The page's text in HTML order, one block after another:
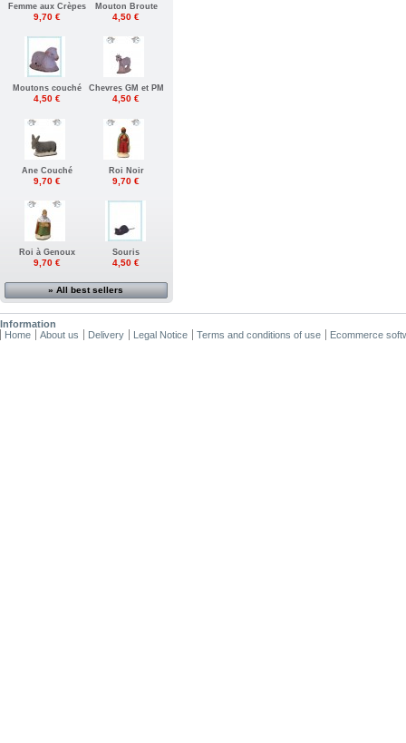
Femme aux Crèpes
9,70 €
Mouton Broute
4,50 €
Moutons couché
4,50 €
Chevres GM et PM
4,50 €
Ane Couché
9,70 €
Roi Noir
9,70 €
Roi à Genoux
9,70 €
Souris
4,50 €
» All best sellers
Information
Home
About us Delivery Legal Notice Terms and conditions of use Ecommerce